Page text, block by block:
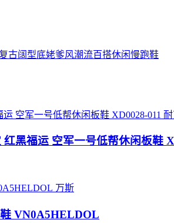
古阔型底姥爹风潮流百搭休闲慢跑鞋
黑福运 空军一号低帮休闲板鞋
万斯
鞋 VN0A5HELDOL